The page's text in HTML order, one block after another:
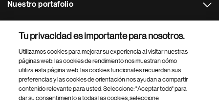
Nuestro portafolio
Footer Site Search
Tu privacidad es importante para nosotros.
Utilizamos cookies para mejorar su experiencia al visitar nuestras
páginas web: las cookies de rendimiento nos muestran cómo
utiliza esta página web, las cookies funcionales recuerdan sus
preferencias y las cookies de orientación nos ayudan a compartir
contenido relevante para usted. Seleccione: "Aceptar todo" para
dar su consentimiento a todas las cookies, seleccione